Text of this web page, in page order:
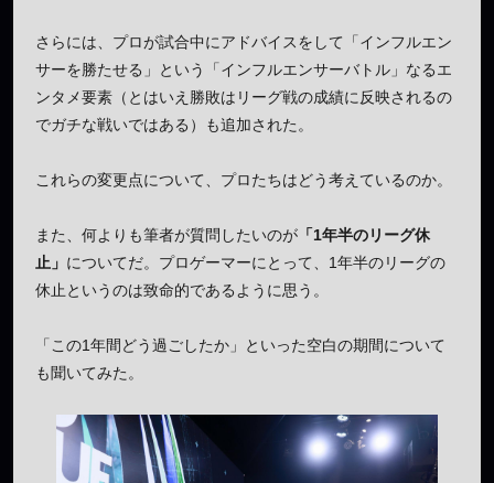
さらには、プロが試合中にアドバイスをして「インフルエン
サーを勝たせる」という「インフルエンサーバトル」なるエ
ンタメ要素（とはいえ勝敗はリーグ戦の成績に反映されるの
でガチな戦いではある）も追加された。
これらの変更点について、プロたちはどう考えているのか。
また、何よりも筆者が質問したいのが 「1年半のリーグ休
止」 についてだ。プロゲーマーにとって、1年半のリーグの
休止というのは致命的であるように思う。
「この1年間どう過ごしたか」といった空白の期間について
も聞いてみた。